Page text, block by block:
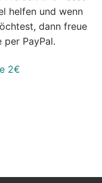
helfen und wenn
dann freue
per PayPal.
2€